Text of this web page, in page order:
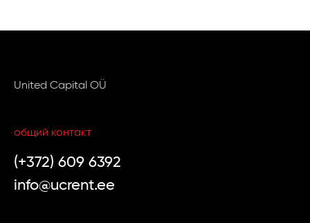
United Capital OÜ
общий контакт
(+372) 609 6392
info@ucrent.ee